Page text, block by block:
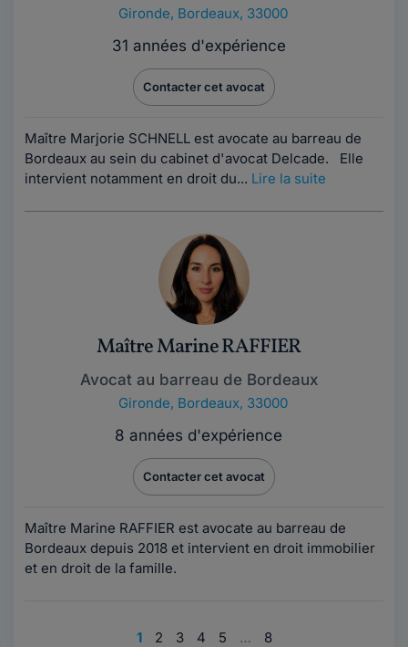
Gironde, Bordeaux, 33000
31 années d'expérience
Contacter cet avocat
Maître Marjorie SCHNELL est avocate au barreau de
Bordeaux au sein du cabinet d'avocat Delcade. Elle
intervient notamment en droit du... Lire la suite
Maître Marine RAFFIER
Avocat au barreau de Bordeaux
Gironde, Bordeaux, 33000
8 années d'expérience
Contacter cet avocat
Maître Marine RAFFIER est avocate au barreau de
Bordeaux depuis 2018 et intervient en droit immobilier
et en droit de la famille.
1 2 3 4 5 … 8